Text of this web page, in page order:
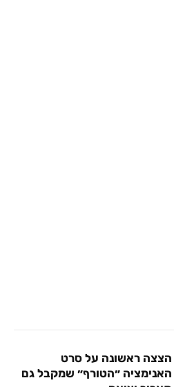
הצצה ראשונה על סרט
האנימציה ״הטורף״ שמקבל גם